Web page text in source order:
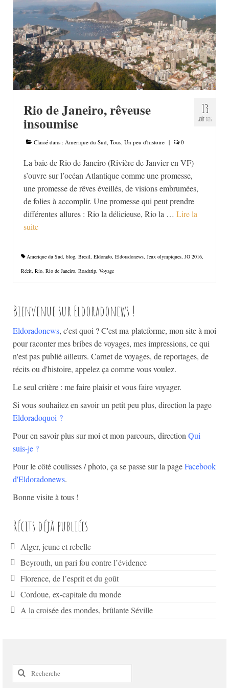
Moyen-Orient
Afrique
Amerique du Sud
Europe
PARCOURS
QUI SUIS-JE ?
CONTACT
13
AOÛT 2016
Rio de Janeiro, rêveuse
insoumise
Classé dans : Amerique du Sud Tous Un peu d'histoire | 0
La baie de Rio de Janeiro (Rivière de Janvier en VF)
s’ouvre sur l’océan Atlantique comme une promesse,
une promesse de rêves éveillés, de visions embrumées,
de folies à accomplir. Une promesse qui peut prendre
différentes allures : Rio la délicieuse, Rio la … Lire la
suite­­
Amerique du Sud, blog, Bresil, Eldorado, Eldoradonews, Jeux olympiques, JO 2016,
Récit, Rio, Rio de Janeiro, Roadtrip, Voyage
Bienvenue sur Eldoradonews !
Eldoradonews, c'est quoi ? C'est ma plateforme, mon site à moi
pour raconter mes bribes de voyages, mes impressions, ce qui
n'est pas publié ailleurs. Carnet de voyages, de reportages, de
récits ou d'histoire, appelez ça comme vous voulez.
Le seul critère : me faire plaisir et vous faire voyager.
Si vous souhaitez en savoir un petit peu plus, direction la page
Eldoradoquoi ?
Pour en savoir plus sur moi et mon parcours, direction Qui
suis-je ?
Pour le côté coulisses / photo, ça se passe sur la pageFacebook
d'Eldoradonews.
Bonne visite à tous !
Récits déjà publiées
Alger, jeune et rebelle
Beyrouth, un pari fou contre l’évidence
Florence, de l’esprit et du goût
Cordoue, ex-capitale du monde
A la croisée des mondes, brûlante Séville
Rechercher
: